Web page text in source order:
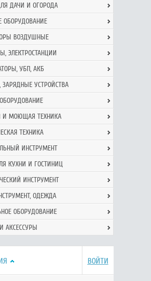
ДАЧИ И ОГОРОДА
ОБОРУДОВАНИЕ
ВОЗДУШНЫЕ
ЭЛЕКТРОСТАНЦИИ
УБП, АКБ
ЗАРЯДНЫЕ УСТРОЙСТВА
И МОЮЩАЯ ТЕХНИКА
ТЕХНИКА
ИНСТРУМЕНТ
КУХНИ И ГОСТИНИЦ
ИНСТРУМЕНТ
ОДЕЖДА
ОБОРУДОВАНИЕ
АКСЕССУРЫ
ВОЙТИ